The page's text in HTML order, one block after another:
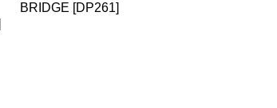
BRIDGE [DP261]